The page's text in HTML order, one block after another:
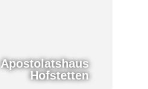
Apostolatshaus
Hofstetten